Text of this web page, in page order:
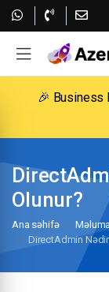
🎉 Business
Olunur?
Ana səhifə
DirectAdmin